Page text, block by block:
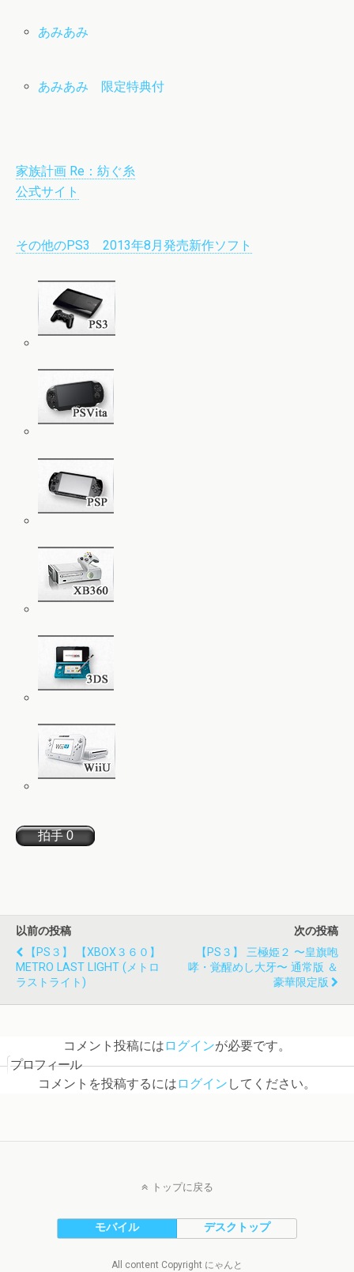
あみあみ
あみあみ 限定特典付
家族計画 Re：紡ぐ糸
公式サイト
その他のPS3 2013年8月発売新作ソフト
以前の投稿
【PS３】 【XBOX３６０】
METRO LAST LIGHT (メトロ
ラストライト)
次の投稿
【PS３】 三極姫２ 〜皇旗咆
哮・覚醒めし大牙〜 通常版 ＆
豪華限定版
コメント投稿には ログインが必要です。
プロフィール
コメントを投稿するには ログイン してください。
トップに戻る
モバイル デスクトップ
All content Copyright にゃんと